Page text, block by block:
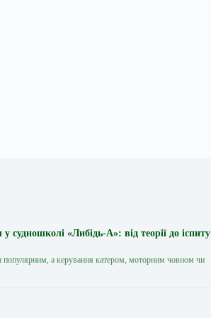
«Либідь-А»: від теорії до іспиту
популярним, а керування катером, моторним човном чи